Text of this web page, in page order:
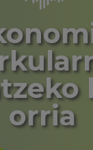
orria